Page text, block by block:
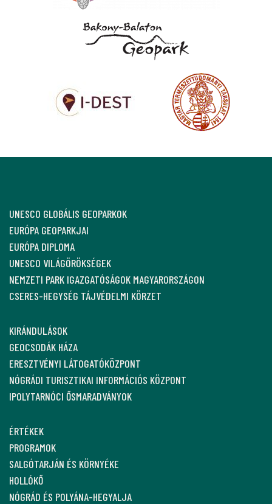
UNESCO GLOBÁLIS GEOPARKOK
EURÓPA GEOPARKJAI
EURÓPA DIPLOMA
UNESCO VILÁGÖRÖKSÉGEK
NEMZETI PARK IGAZGATÓSÁGOK MAGYARORSZÁGON
CSERES-HEGYSÉG TÁJVÉDELMI KÖRZET
KIRÁNDULÁSOK
GEOCSODÁK HÁZA
ERESZTVÉNYI LÁTOGATÓKÖZPONT
NÓGRÁDI TURISZTIKAI INFORMÁCIÓS KÖZPONT
IPOLYTARNÓCI ŐSMARADVÁNYOK
ÉRTÉKEK
PROGRAMOK
SALGÓTARJÁN ÉS KÖRNYÉKE
HOLLÓKŐ
NÓGRÁD ÉS POLYÁNA-HEGYALJA